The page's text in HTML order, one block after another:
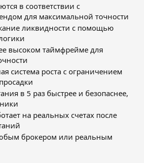
в соответствии с
для максимальной точности
ликвидности с помощью
высоком таймфрейме для
система роста с ограничением
в 5 раз быстрее и безопаснее,
на реальных счетах после
брокером или реальным